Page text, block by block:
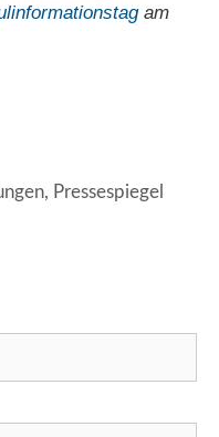
am
, Pressespiegel